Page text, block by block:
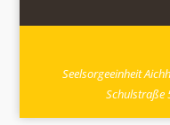
Seelsorgeeinheit
Schulstraße